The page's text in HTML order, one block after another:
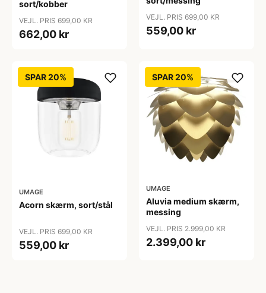
sort/kobber
VEJL. PRIS 699,00 KR
662,00 kr
VEJL. PRIS 699,00 KR
559,00 kr
SPAR 20%
UMAGE
Acorn skærm, sort/stål
VEJL. PRIS 699,00 KR
559,00 kr
SPAR 20%
UMAGE
Aluvia medium skærm,
messing
VEJL. PRIS 2.999,00 KR
2.399,00 kr